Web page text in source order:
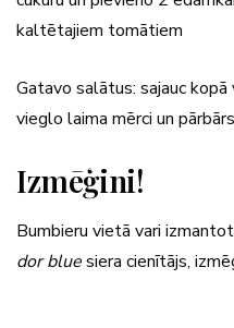
kaltētajiem tomātiem
Gatavo salātus: sajauc
vieglo laima mērci un
Izmēģini!
Bumbieru vietā vari
dor bluesiera cienītājs,